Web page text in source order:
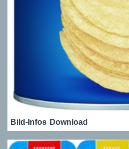
Bild-Infos Download